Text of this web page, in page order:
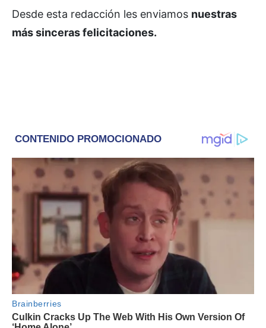
Desde esta redacción les enviamos nuestras
más sinceras felicitaciones.